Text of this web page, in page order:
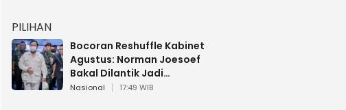
PILIHAN
Bocoran Reshuffle Kabinet
Agustus: Norman Joesoef
Bakal Dilantik Jadi
Wamenhan RI
Nasional 17:49 WIB